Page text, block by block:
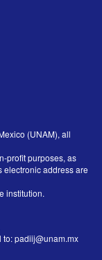
(UNAM), all
profit purposes, as
electronic address are
institution.
to:padiij@unam.mx